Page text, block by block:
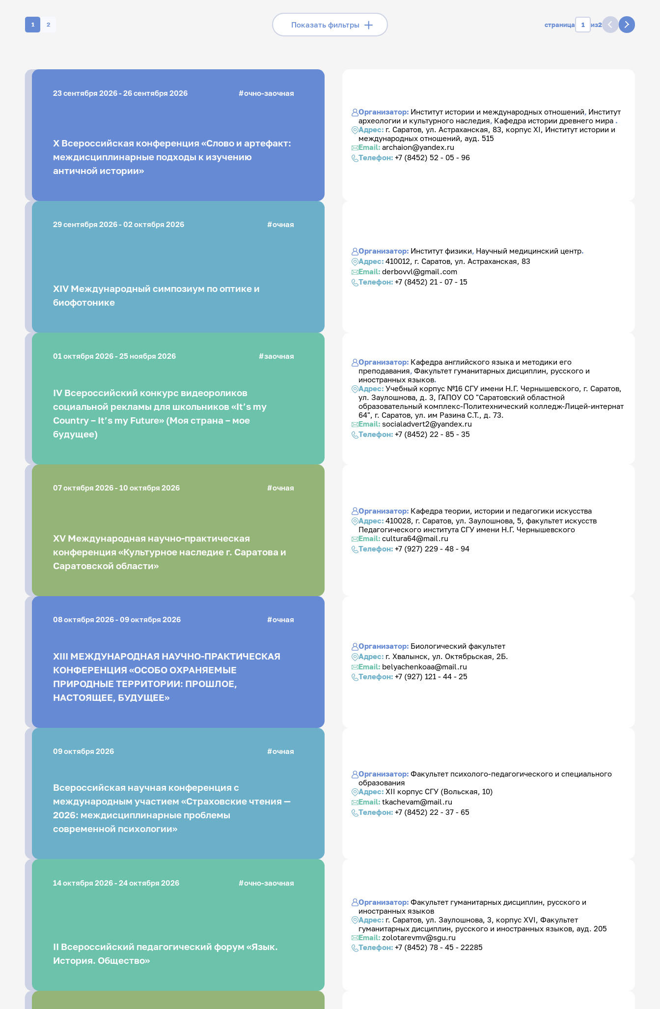
1 2 Показать фильтры страница из2
Статус конференции:
23 сентября 2026 - 26 сентября 2026 очно-заочная
X Всероссийская конференция «Слово и артефакт:
междисциплинарные подходы к изучению
античной истории»
Организатор: Институт истории и международных отношений, Институт
археологии и культурного наследия, Кафедра истории древнего мира .
Адрес: г. Саратов, ул. Астраханская, 83, корпус XI, Институт истории и
международных отношений, ауд. 515
Email: archaion@yandex.ru
Телефон: +7 (8452) 52 - 05 - 96
29 сентября 2026 - 02 октября 2026 очная
XIV Международный симпозиум по оптике и
биофотонике
Организатор: Институт физики, Научный медицинский центр.
Адрес: 410012, г. Саратов, ул. Астраханская, 83
Email: derbovvl@gmail.com
Телефон: +7 (8452) 21 - 07 - 15
01 октября 2026 - 25 ноября 2026 заочная
IV Всероссийский конкурс видеороликов
социальной рекламы для школьников «It’s my
Country – It’s my Future» (Моя страна – мое
будущее)
Организатор: Кафедра английского языка и методики его
преподавания, Факультет гуманитарных дисциплин, русского и
иностранных языков.
Адрес: Учебный корпус №16 СГУ имени Н.Г. Чернышевского, г. Саратов,
ул. Заулошнова, д. 3, ГАПОУ СО "Саратовский областной
образовательный комплекс-Политехнический колледж-Лицей-интернат
64", г. Саратов, ул. им Разина С.Т., д. 73.
Email: socialadvert2@yandex.ru
Телефон: +7 (8452) 22 - 85 - 35
07 октября 2026 - 10 октября 2026 очная
XV Международная научно-практическая
конференция «Культурное наследие г. Саратова и
Саратовской области»
Организатор: Кафедра теории, истории и педагогики искусства
Адрес: 410028, г. Саратов, ул. Заулошнова, 5, факультет искусств
Педагогического института СГУ имени Н.Г. Чернышевского
Email: cultura64@mail.ru
Телефон: +7 (927) 229 - 48 - 94
08 октября 2026 - 09 октября 2026 очная
XIII МЕЖДУНАРОДНАЯ НАУЧНО-ПРАКТИЧЕСКАЯ
КОНФЕРЕНЦИЯ «ОСОБО ОХРАНЯЕМЫЕ
ПРИРОДНЫЕ ТЕРРИТОРИИ: ПРОШЛОЕ,
НАСТОЯЩЕЕ, БУДУЩЕЕ»
Организатор: Биологический факультет
Адрес: г. Хвалынск, ул. Октябрьская, 2Б.
Email: belyachenkoaa@mail.ru
Телефон: +7 (927) 121 - 44 - 25
09 октября 2026 очная
Всероссийская научная конференция с
международным участием «Страховские чтения —
2026: междисциплинарные проблемы
современной психологии»
Организатор: Факультет психолого-педагогического и специального
образования
Адрес: XII корпус СГУ (Вольская, 10)
Email: tkachevam@mail.ru
Телефон: +7 (8452) 22 - 37 - 65
14 октября 2026 - 24 октября 2026 очно-заочная
II Всероссийский педагогический форум «Язык.
История. Общество»
Организатор: Факультет гуманитарных дисциплин, русского и
иностранных языков
Адрес: г. Саратов, ул. Заулошнова, 3, корпус XVI, Факультет
гуманитарных дисциплин, русского и иностранных языков, ауд. 205
Email: zolotarevmv@sgu.ru
Телефон: +7 (8452) 78 - 45 - 22285